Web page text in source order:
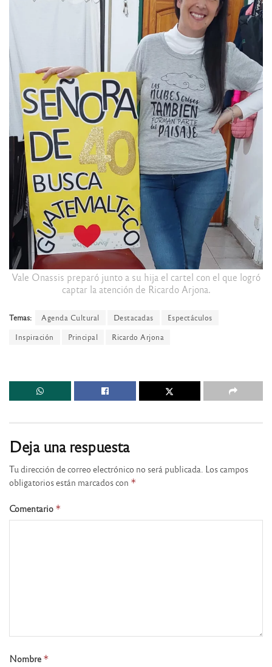
Vale Onassis preparó junto a su hija el cartel con el que logró
captar la atención de Ricardo Arjona.
Temas: Agenda Cultural Destacadas
Espectáculos
Inspiración
Principal Ricardo Arjona
Deja una respuesta
Tu dirección de correo electrónico no será publicada. Los campos
obligatorios están marcados con *
Comentario *
Nombre *